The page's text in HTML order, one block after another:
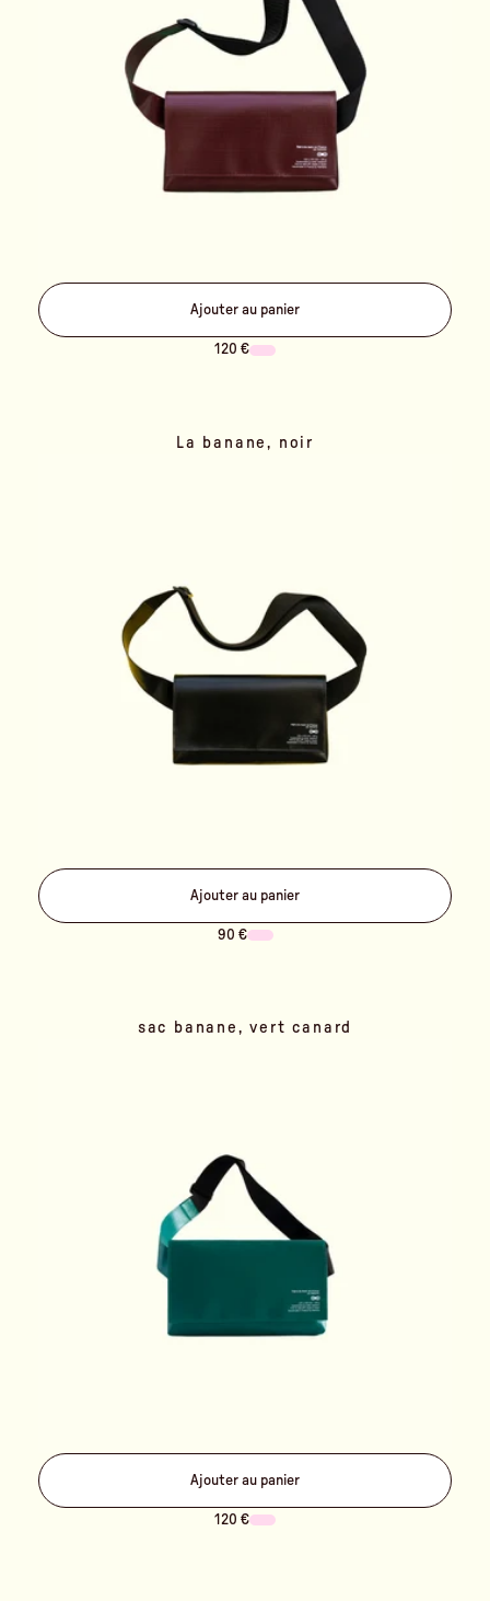
Ajouter au panier
120 €
La banane, noir
Ajouter au panier
90 €
sac banane, vert canard
Ajouter au panier
120 €